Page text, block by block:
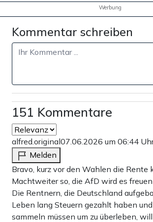
Werbung
Kommentar schreiben
151 Kommentare
alfred.original07.06.2026 um 06:44
Melden
Bravo, kurz vor den Wahlen die Rente
Machtweiter so, die AfD wird es freuen
Die Rentnern, die Deutschland
Leben lang Steuern gezahlt haben
sammeln müssen um zu überleben,